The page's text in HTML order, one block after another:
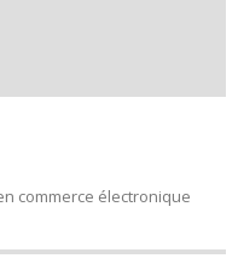
commerce électronique